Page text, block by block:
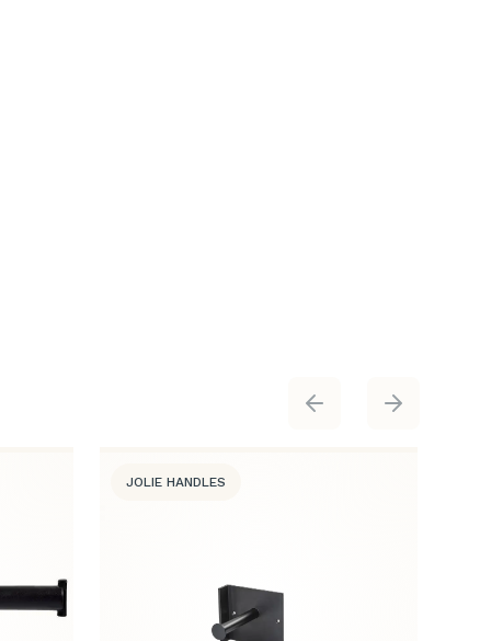
JOLIE HANDLES